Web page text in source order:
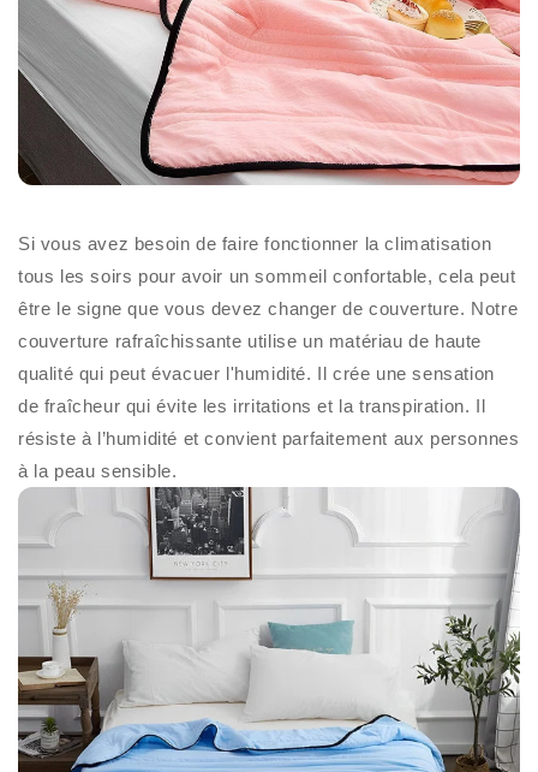
Si vous avez besoin de faire fonctionner la climatisation
tous les soirs pour avoir un sommeil confortable, cela peut
être le signe que vous devez changer de couverture. Notre
couverture rafraîchissante utilise un matériau de haute
qualité qui peut évacuer l'humidité. Il crée une sensation
de fraîcheur qui évite les irritations et la transpiration. Il
résiste à l’humidité et convient parfaitement aux personnes
à la peau sensible.